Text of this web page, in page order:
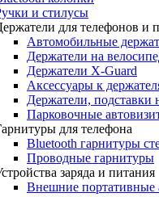
и стилусы
для телефонов и
Автомобильные
Держатели на
Держатели X-Guard
Аксессуары к
Держатели, подставки
Парковочные
для телефона
Bluetooth гарнитуры
Проводные гарнитуры
заряда и питания
Внешние портативные